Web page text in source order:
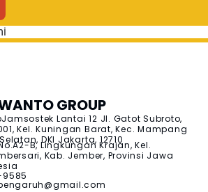
GROUP
Lantai 12 Jl. Gatot Subroto,
Kel. Kuningan Barat, Kec. Mampang
DKI Jakarta, 12710
B, Lingkungan Krajan, Kel.
Kab. Jember, Provinsi Jawa
9585